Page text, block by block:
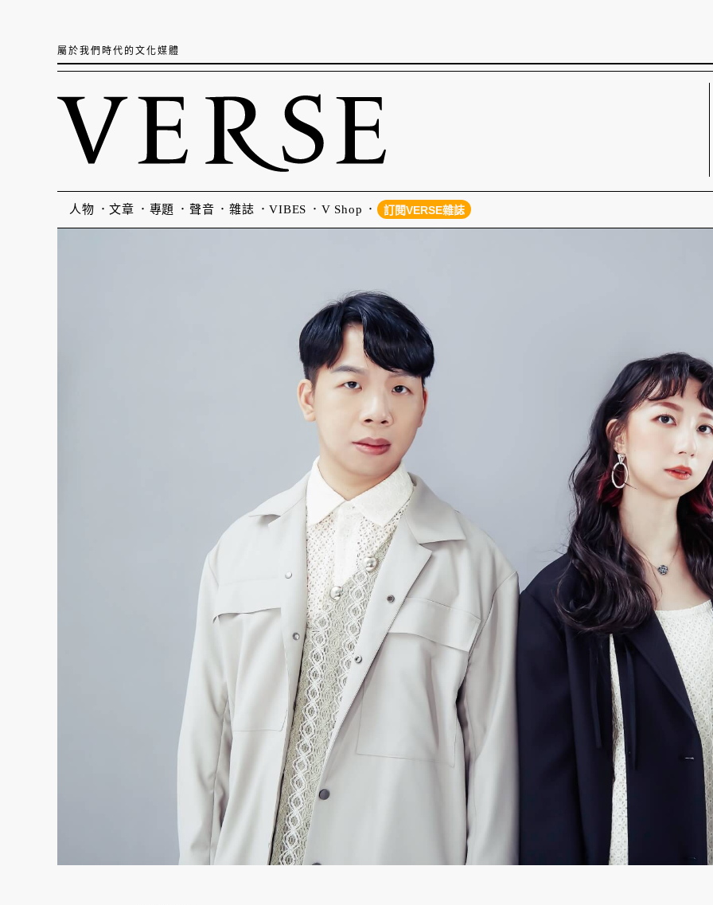
屬於我們時代的文化媒體
人物 文章 專題 聲音 雜誌 VIBES V Shop 訂閱VERSE雜誌